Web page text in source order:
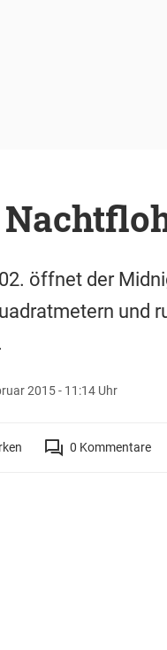
öffnet der
und
2015 - 11:14 Uhr
0 Kommentare